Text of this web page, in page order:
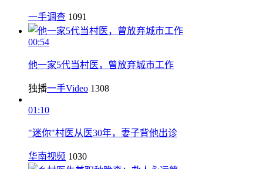
一手调查 1091
00:54
他一家5代当村医，曾放弃城市工作
独播一手Video 1308
01:10
"迷你"村医从医30年，妻子背他出诊
华南视频 1030